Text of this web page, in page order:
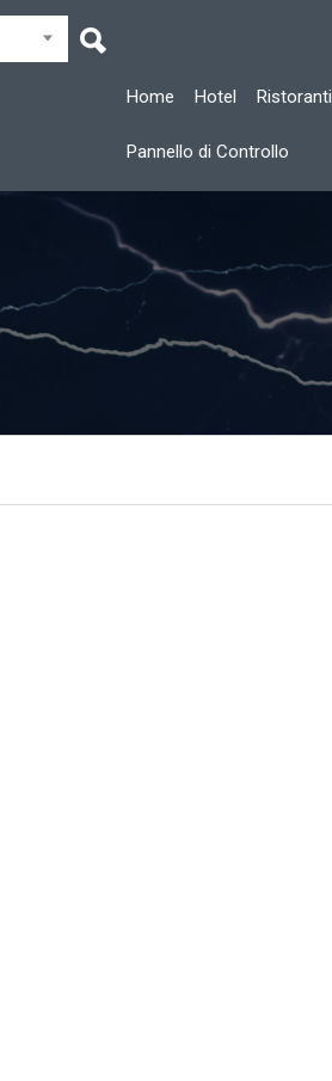
Home Hotel Ristoranti
Pannello di Controllo